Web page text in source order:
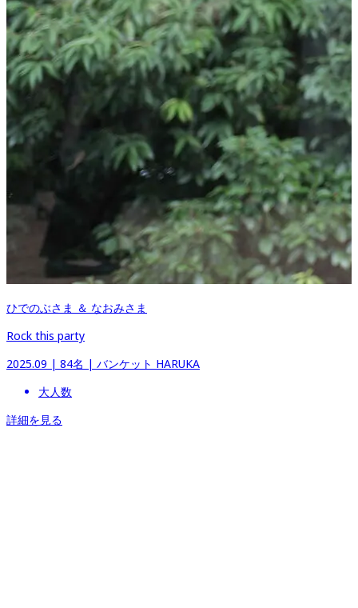
ひでのぶさま ＆ なおみさま
Rock this party
2025.09 | 84名 | バンケット HARUKA
大人数
詳細を見る